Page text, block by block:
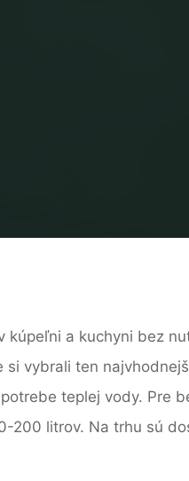
a kuchyni bez
vybrali ten
teplej vody. Pre
200 litrov. Na trhu sú